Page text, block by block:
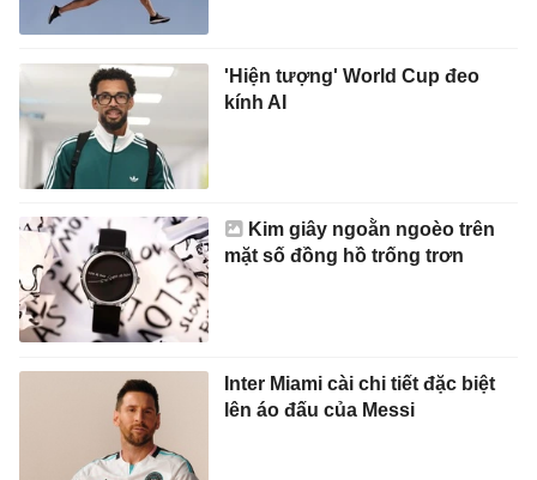
'Hiện tượng' World Cup đeo
kính AI
Kim giây ngoằn ngoèo trên
mặt số đồng hồ trống trơn
Inter Miami cài chi tiết đặc biệt
lên áo đấu của Messi